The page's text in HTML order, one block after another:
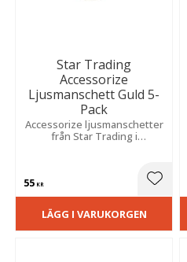
Star Trading
Accessorize
Ljusmanschett Guld 5-
Pack
Accessorize ljusmanschetter
från Star Trading i
55 KR Lägg
LÄGG I VARUKORGEN